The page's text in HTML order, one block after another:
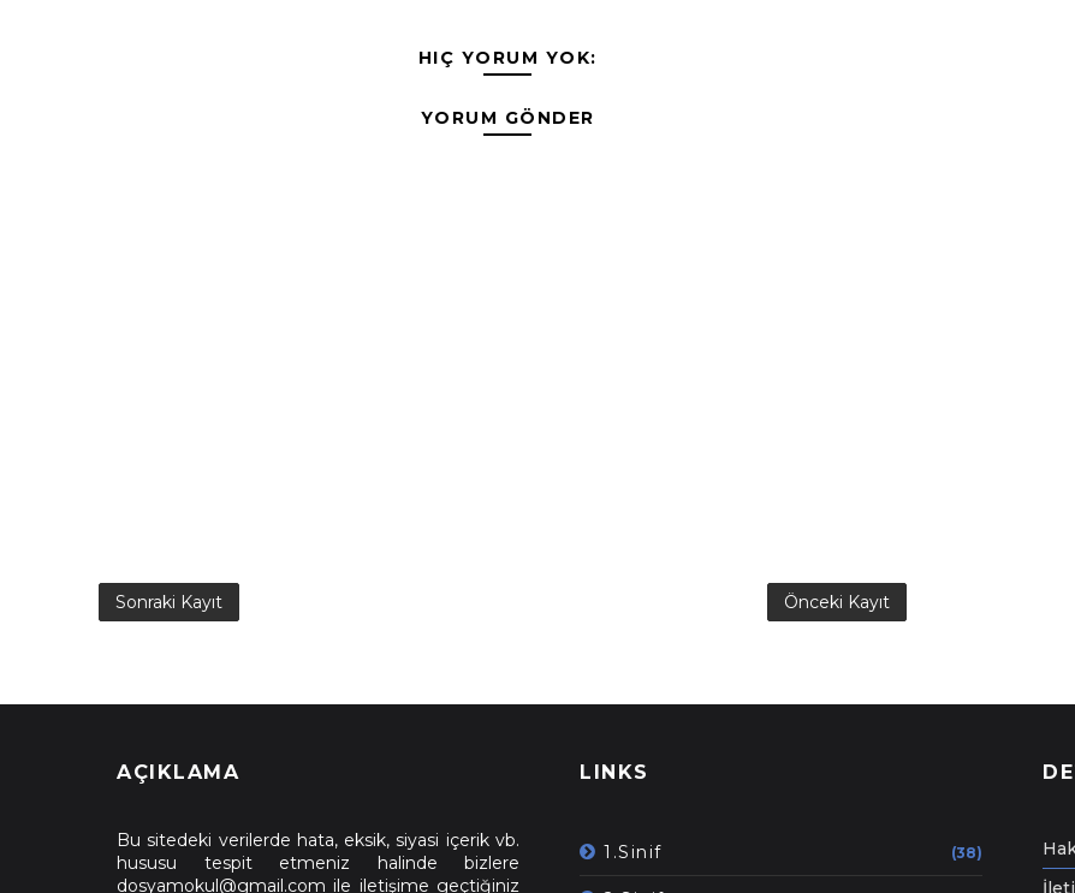
HIÇ YORUM YOK:
YORUM GÖNDER
Sonraki Kayıt Önceki Kayıt
AÇIKLAMA
Bu sitedeki verilerde hata, eksik, siyasi içerik vb.
hususu tespit etmeniz halinde bizlere
dosyamokul@gmail.com ile iletişime geçtiğiniz
LINKS
1.Sinif (38)